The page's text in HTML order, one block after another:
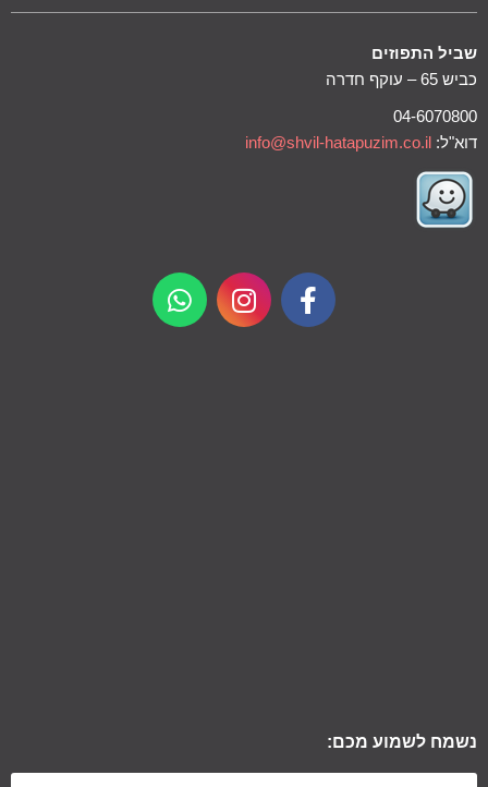
שביל התפוזים
כביש 65 – עוקף חדרה
04-6070800
דוא"ל: info@shvil-hatapuzim.co.il
נשמח לשמוע מכם: